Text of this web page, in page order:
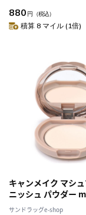
880 円 （税込）
積算 8 マイル (1倍)
キャンメイク マシ
ニッシュ パウダー
トアイボリーオーク
サンドラッグe-shop